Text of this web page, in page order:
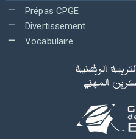
Prépas CPGE
Divertissement
Vocabulaire